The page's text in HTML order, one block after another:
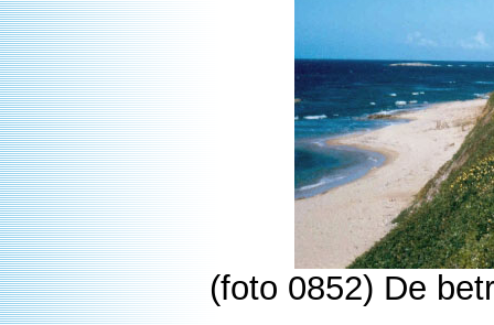
(foto 0852) De